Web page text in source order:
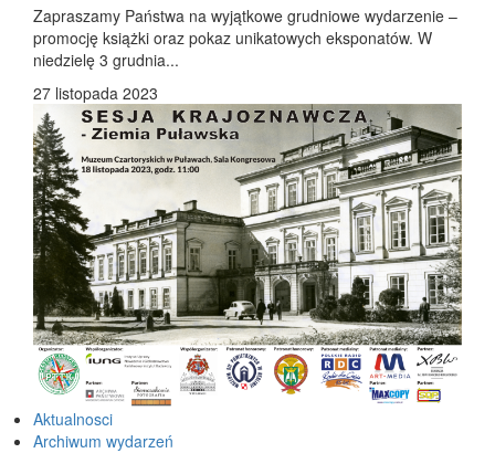
Zapraszamy Państwa na wyjątkowe grudniowe wydarzenie –
promocję książki oraz pokaz unikatowych eksponatów. W
niedzielę 3 grudnia...
27 listopada 2023
Aktualnosci
Archiwum wydarzeń